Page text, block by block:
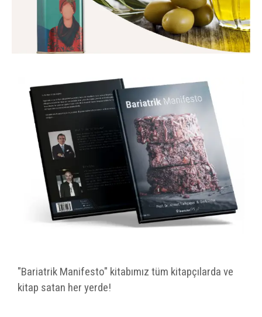
"Bariatrik Manifesto" kitabımız tüm kitapçılarda ve
kitap satan her yerde!